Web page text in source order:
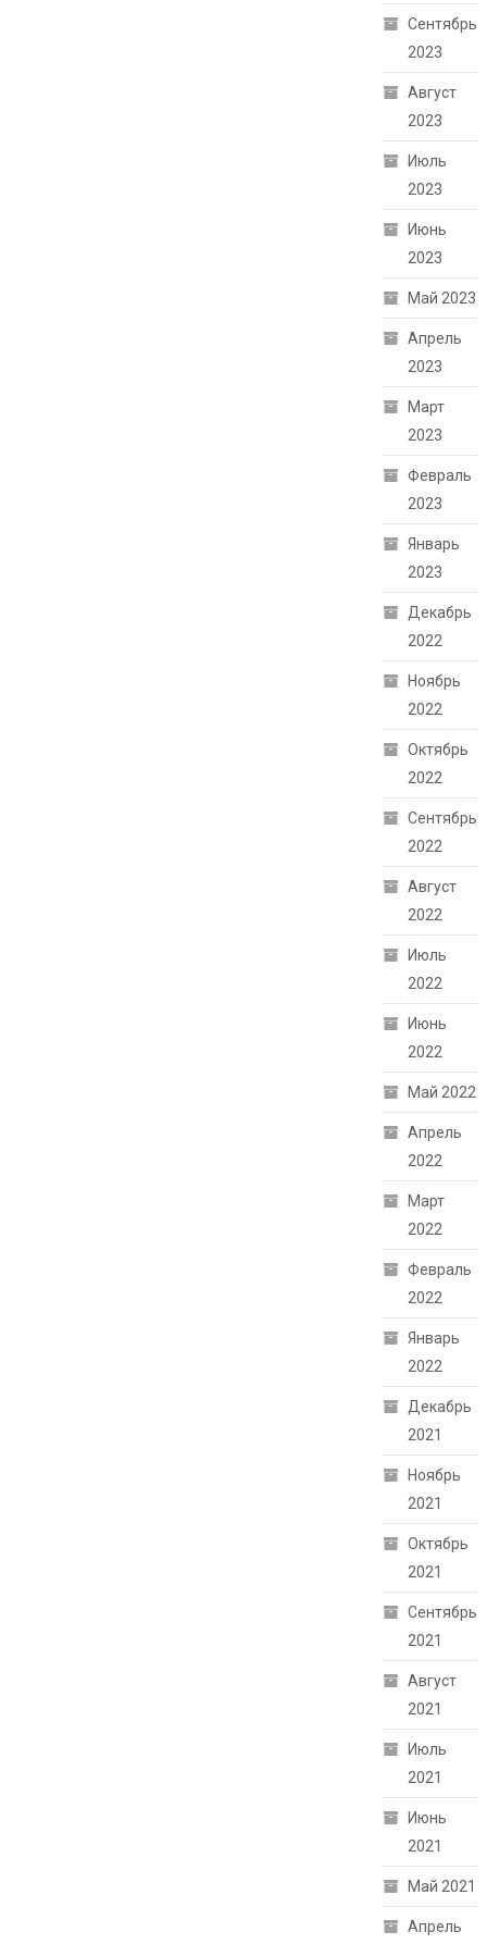
Сентябрь
2023
Август
2023
Июль
2023
Июнь
2023
Май 2023
Апрель
2023
Март
2023
Февраль
2023
Январь
2023
Декабрь
2022
Ноябрь
2022
Октябрь
2022
Сентябрь
2022
Август
2022
Июль
2022
Июнь
2022
Май 2022
Апрель
2022
Март
2022
Февраль
2022
Январь
2022
Декабрь
2021
Ноябрь
2021
Октябрь
2021
Сентябрь
2021
Август
2021
Июль
2021
Июнь
2021
Май 2021
Апрель